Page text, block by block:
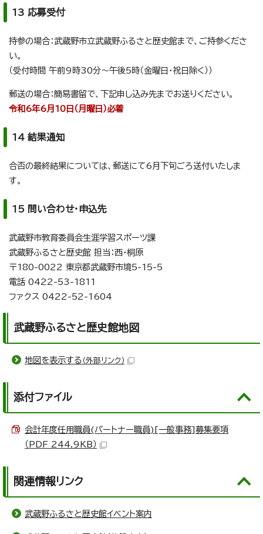
13 応募受付
持参の場合：武蔵野市立武蔵野ふるさと歴史館まで、ご持参くださ
い。
（受付時間 午前9時30分～午後5時（金曜日・祝日除く））
郵送の場合：簡易書留で、下記申し込み先までお送りください。
令和6年6月10日（月曜日）必着
14 結果通知
合否の最終結果については、郵送にて6月下旬ごろ送付いたしま
す。
15 問い合わせ・申込先
武蔵野市教育委員会生涯学習スポーツ課
武蔵野ふるさと歴史館 担当：西・桐原
〒180-0022 東京都武蔵野市境5-15-5
電話 0422-53-1811
ファクス 0422-52-1604
武蔵野ふるさと歴史館地図
地図を表示する （外部リンク）
添付ファイル
会計年度任用職員(パートナー職員)[一般事務]募集要項
（PDF 244.9KB）
関連情報リンク
武蔵野ふるさと歴史館イベント案内